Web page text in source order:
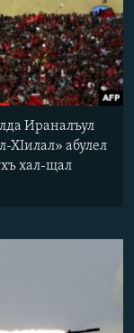
Ираналъул
ХIилал» абулел
хал-щал